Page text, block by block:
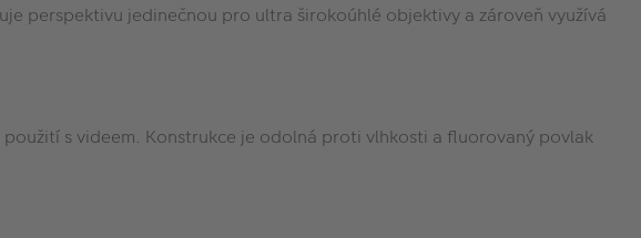
perspektivu jedinečnou pro ultra širokoúhlé objektivy a zároveň využívá
s videem. Konstrukce je odolná proti vlhkosti a fluorovaný povlak